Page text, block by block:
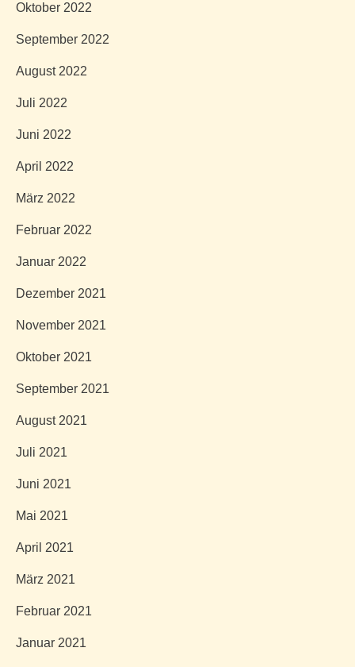
Oktober 2022
September 2022
August 2022
Juli 2022
Juni 2022
April 2022
März 2022
Februar 2022
Januar 2022
Dezember 2021
November 2021
Oktober 2021
September 2021
August 2021
Juli 2021
Juni 2021
Mai 2021
April 2021
März 2021
Februar 2021
Januar 2021